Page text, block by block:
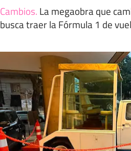
Cambios. La megaobra que
busca traer la Fórmula 1 de